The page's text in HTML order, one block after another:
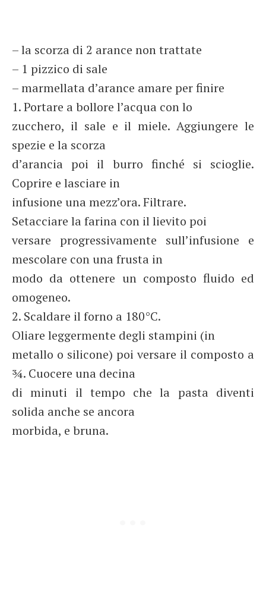
– la scorza di 2 arance non trattate
– 1 pizzico di sale
– marmellata d’arance amare per finire
1. Portare a bollore l’acqua con lo
zucchero, il sale e il miele. Aggiungere le
spezie e la scorza
d’arancia poi il burro finché si scioglie.
Coprire e lasciare in
infusione una mezz’ora. Filtrare.
Setacciare la farina con il lievito poi
versare progressivamente sull’infusione e
mescolare con una frusta in
modo da ottenere un composto fluido ed
omogeneo.
2. Scaldare il forno a 180°C.
Oliare leggermente degli stampini (in
metallo o silicone) poi versare il composto a
¾. Cuocere una decina
di minuti il tempo che la pasta diventi
solida anche se ancora
morbida, e bruna.